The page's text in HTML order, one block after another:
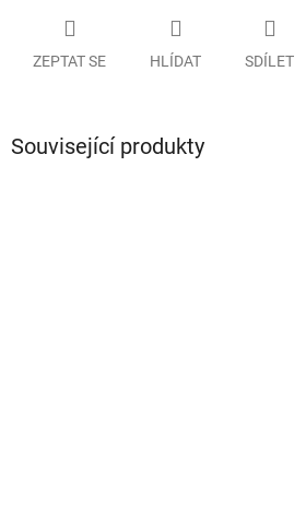
ZEPTAT SE HLÍDAT SDÍLET
Související produkty